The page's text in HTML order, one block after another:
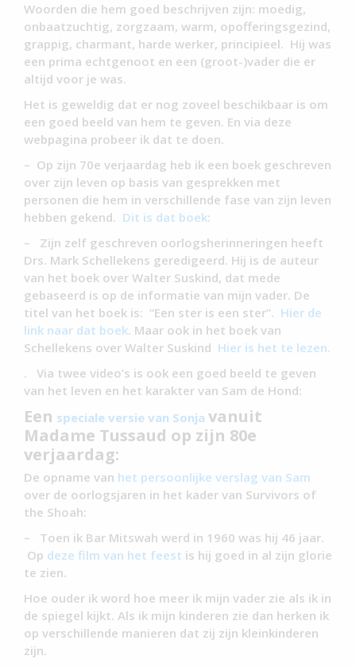
Woorden die hem goed beschrijven zijn: moedig,
onbaatzuchtig, zorgzaam, warm, opofferingsgezind,
grappig, charmant, harde werker, principieel. Hij was
een prima echtgenoot en een (groot-)vader die er
altijd voor je was.
Het is geweldig dat er nog zoveel beschikbaar is om
een goed beeld van hem te geven. En via deze
webpagina probeer ik dat te doen.
– Op zijn 70e verjaardag heb ik een boek geschreven
over zijn leven op basis van gesprekken met
personen die hem in verschillende fase van zijn leven
hebben gekend. Dit is dat boek:
– Zijn zelf geschreven oorlogsherinneringen heeft
Drs. Mark Schellekens geredigeerd. Hij is de auteur
van het boek over Walter Suskind, dat mede
gebaseerd is op de informatie van mijn vader. De
titel van het boek is: “Een ster is een ster”. Hier de
link naar dat boek. Maar ook in het boek van
Schellekens over Walter Suskind Hier is het te lezen.
. Via twee video’s is ook een goed beeld te geven
van het leven en het karakter van Sam de Hond:
Een speciale versie van Sonja vanuit
Madame Tussaud op zijn 80e
verjaardag:
De opname van het persoonlijke verslag van Sam
over de oorlogsjaren in het kader van Survivors of
the Shoah:
– Toen ik Bar Mitswah werd in 1960 was hij 46 jaar.
Op deze film van het feest is hij goed in al zijn glorie
te zien.
Hoe ouder ik word hoe meer ik mijn vader zie als ik in
de spiegel kijkt. Als ik mijn kinderen zie dan herken ik
op verschillende manieren dat zij zijn kleinkinderen
zijn.